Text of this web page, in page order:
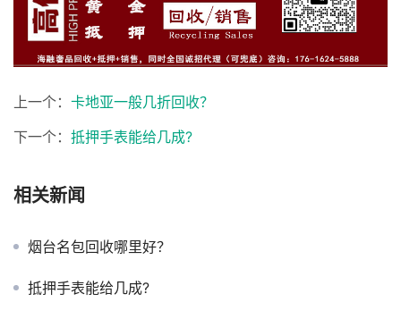
上一个： 卡地亚一般几折回收？
下一个： 抵押手表能给几成?
相关新闻
烟台名包回收哪里好？
抵押手表能给几成?